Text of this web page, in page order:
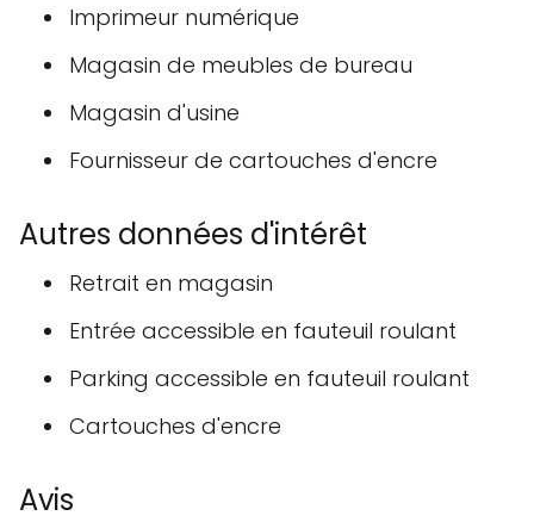
Imprimeur numérique
Magasin de meubles de bureau
Magasin d'usine
Fournisseur de cartouches d'encre
Autres données d'intérêt
Retrait en magasin
Entrée accessible en fauteuil roulant
Parking accessible en fauteuil roulant
Cartouches d'encre
Avis